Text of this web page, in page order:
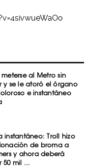
meterse al Metro sin
y se le atoró el órgano
e instantáneo
instantáneo: Troll hizo
de broma a
y ahora deberá
50 mil ...